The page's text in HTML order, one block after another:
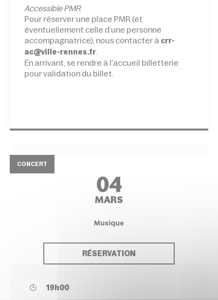
Accessible PMR
Pour réserver une place PMR (et
éventuellement celle d’une personne
accompagnatrice), nous contacter à crr-
ac@ville-rennes.fr
En arrivant, se rendre à l’accueil billetterie
pour validation du billet.
CONCERT
04
MARS
Musique
RÉSERVATION
19h00